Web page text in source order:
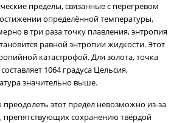
пределы, связанные с перегревом
определённой температуры,
в три раза точку плавления, энтропия
равной энтропии жидкости. Этот
катастрофой. Для золота, точка
1064 градуса Цельсия,
значительно выше.
преодолеть этот предел невозможно из-за
препятствующих сохранению твёрдой